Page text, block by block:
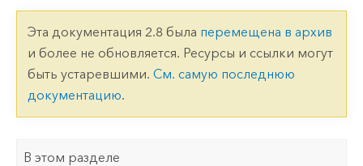
Эта документация 2.8 была перемещена в архив
и более не обновляется. Ресурсы и ссылки могут
быть устаревшими. См. самую последнюю
документацию.
В этом разделе